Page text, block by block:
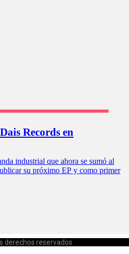
Records en
industrial que ahora se sumó al
su próximo EP y como primer
derechos reservados